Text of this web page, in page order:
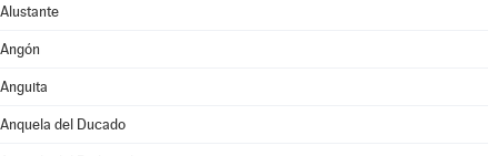
Alustante
Angón
Anguita
Anquela del Ducado